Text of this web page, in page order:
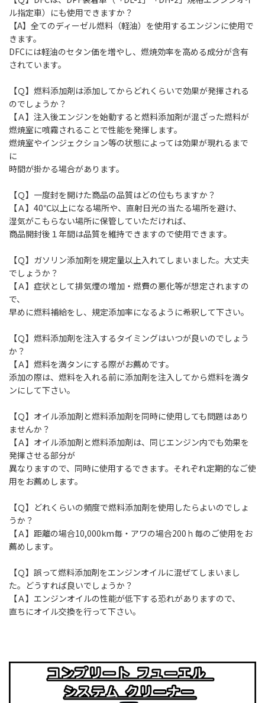
ル指定車）にも使用できますか？
【A】全てのディーゼル燃料（軽油）を使用するエンジンに使用で
きます。
DFCには軽油のセタン価を増やし、燃焼効率を高める成分が含有
されています。
【Ｑ】燃料添加剤は添加してからどれくらいで効果が発揮される
のでしょうか？
【Ａ】注入後エンジンを始動すると燃料添加剤が混ざった燃料が
燃焼室に噴霧されることで性能を発揮します。
燃焼室やインジェクション等の状態によっては効果が現れるまで
に
時間が掛かる場合があります。
【Ｑ】一度封を開けた商品の品質はどの位もちますか？
【Ａ】40℃以上になる場所や、直射日光の当たる場所を避け、
湿気がこもらない場所に保管していただければ、
商品開封後１年間は品質を維持できますので使用できます。
【Ｑ】ガソリン添加剤を規定量以上入れてしまいました。大丈夫
でしょうか？
【Ａ】症状として排気煙の増加・燃費の悪化等が想定されますの
で、
早めに燃料補給をし、規定添加率になるように希釈して下さい。
【Ｑ】燃料添加剤を注入するタイミングはいつが良いのでしょう
か？
【Ａ】燃料を満タンにする際がお薦めです。
添加の際は、燃料を入れる前に添加剤を注入してから燃料を満タ
ンにして下さい。
【Ｑ】オイル添加剤と燃料添加剤を同時に使用しても問題はあり
ませんか？
【Ａ】オイル添加剤と燃料添加剤は、同じエンジン内でも効果を
発揮させる部分が
異なりますので、同時に使用するできます。それぞれ定期的なご使
用をお薦めします。
【Ｑ】どれくらいの頻度で燃料添加剤を使用したらよいのでしょ
うか？
【Ａ】距離の場合10,000km毎・アワの場合200ｈ毎のご使用をお
薦めします。
【Ｑ】誤って燃料添加剤をエンジンオイルに混ぜてしまいまし
た。どうすれば良いでしょうか？
【Ａ】エンジンオイルの性能が低下する恐れがありますので、
直ちにオイル交換を行って下さい。